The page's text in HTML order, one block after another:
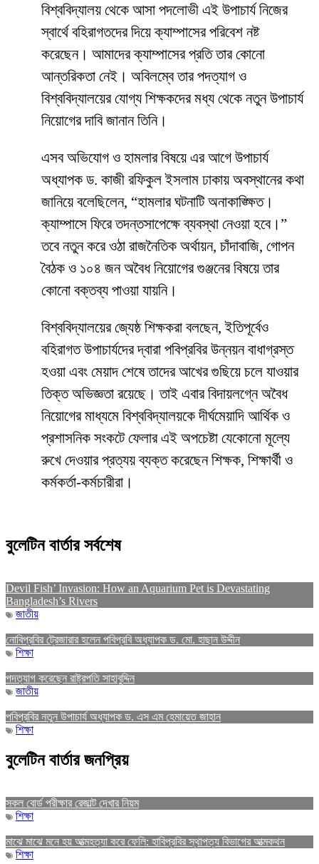
বিশ্ববিদ্যালয় থেকে আসা পদলোভী এই উপাচার্য নিজের
স্বার্থে বহিরাগতদের দিয়ে ক্যাম্পাসের পরিবেশ নষ্ট
করেছেন। আমাদের ক্যাম্পাসের প্রতি তার কোনো
আন্তরিকতা নেই। অবিলম্বে তার পদত্যাগ ও
বিশ্ববিদ্যালয়ের যোগ্য শিক্ষকদের মধ্য থেকে নতুন উপাচার্য
নিয়োগের দাবি জানান তিনি।
​এসব অভিযোগ ও হামলার বিষয়ে এর আগে উপাচার্য
অধ্যাপক ড. কাজী রফিকুল ইসলাম ঢাকায় অবস্থানের কথা
জানিয়ে বলেছিলেন, “হামলার ঘটনাটি অনাকাঙ্ক্ষিত।
ক্যাম্পাসে ফিরে তদন্তসাপেক্ষে ব্যবস্থা নেওয়া হবে।”
তবে নতুন করে ওঠা রাজনৈতিক অর্থায়ন, চাঁদাবাজি, গোপন
বৈঠক ও ১০৪ জন অবৈধ নিয়োগের গুঞ্জনের বিষয়ে তার
কোনো বক্তব্য পাওয়া যায়নি।
​বিশ্ববিদ্যালয়ের জ্যেষ্ঠ শিক্ষকরা বলছেন, ইতিপূর্বেও
বহিরাগত উপাচার্যদের দ্বারা পবিপ্রবির উন্নয়ন বাধাগ্রস্ত
হওয়া এবং মেয়াদ শেষে তাদের আখের গুছিয়ে চলে যাওয়ার
তিক্ত অভিজ্ঞতা রয়েছে। তাই এবার বিদায়লগ্নে অবৈধ
নিয়োগের মাধ্যমে বিশ্ববিদ্যালয়কে দীর্ঘমেয়াদি আর্থিক ও
প্রশাসনিক সংকটে ফেলার এই অপচেষ্টা যেকোনো মূল্যে
রুখে দেওয়ার প্রত্যয় ব্যক্ত করেছেন শিক্ষক, শিক্ষার্থী ও
কর্মকর্তা-কর্মচারীরা।
বুলেটিন বার্তার সর্বশেষ
Devil Fish’ Invasion: How an Aquarium Pet is Devastating
Bangladesh’s Rivers
জাতীয়
নোবিপ্রবির ট্রেজারার হলেন পবিপ্রবি অধ্যাপক ড. মো. হাছান উদ্দীন
শিক্ষা
পদত্যাগ করেছেন রাষ্ট্রপতি সাহাবুদ্দিন
জাতীয়
পবিপ্রবির নতুন উপাচার্য অধ্যাপক ড. এস এম হেমায়েত জাহান
শিক্ষা
বুলেটিন বার্তার জনপ্রিয়
সকল বোর্ড পরীক্ষার রেজাল্ট দেখার নিয়ম
শিক্ষা
মাঝে মাঝে মনে হয় আত্মহত্যা করে ফেলি: হাবিপ্রবির স্থাপত্য বিভাগের আত্মকথন
শিক্ষা